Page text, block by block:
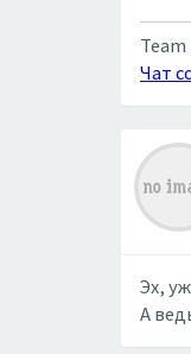
Team
Чат
Эх,
А